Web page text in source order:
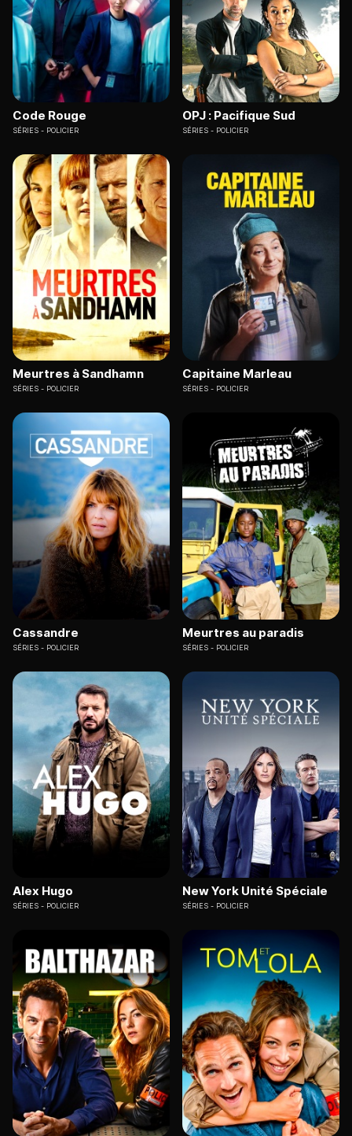
Code Rouge
SÉRIES POLICIER
OPJ : Pacifique Sud
SÉRIES POLICIER
Meurtres à Sandhamn
SÉRIES POLICIER
Capitaine Marleau
SÉRIES POLICIER
Cassandre
SÉRIES POLICIER
Meurtres au paradis
SÉRIES POLICIER
Alex Hugo
SÉRIES POLICIER
New York Unité Spéciale
SÉRIES POLICIER